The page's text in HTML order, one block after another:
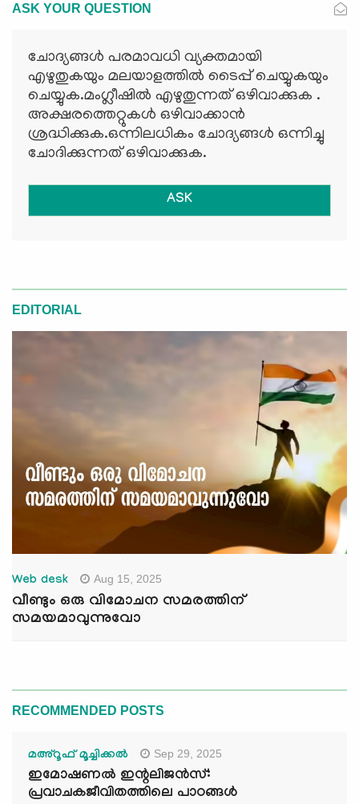
ASK YOUR QUESTION
ചോദ്യങ്ങള്‍ പരമാവധി വ്യക്തമായി
എഴുതുകയും മലയാളത്തില്‍ ടൈപ്പ് ചെയ്യുകയും
ചെയ്യുക.മംഗ്ലീഷില്‍ എഴുതുന്നത് ഒഴിവാക്കുക .
അക്ഷരത്തെറ്റുകള്‍ ഒഴിവാക്കാന്‍
ശ്രദ്ധിക്കുക.ഒന്നിലധികം ചോദ്യങ്ങള്‍ ഒന്നിച്ചു
ചോദിക്കുന്നത് ഒഴിവാക്കുക.
ASK
EDITORIAL
Web desk Aug 15, 2025
വീണ്ടും ഒരു വിമോചന സമരത്തിന്
സമയമാവുന്നുവോ
RECOMMENDED POSTS
മഅ്റൂഫ് മൂച്ചിക്കല്‍ Sep 29, 2025
ഇമോഷണൽ ഇന്റലിജൻസ്:
പ്രവാചകജീവിതത്തിലെ പാഠങ്ങൾ